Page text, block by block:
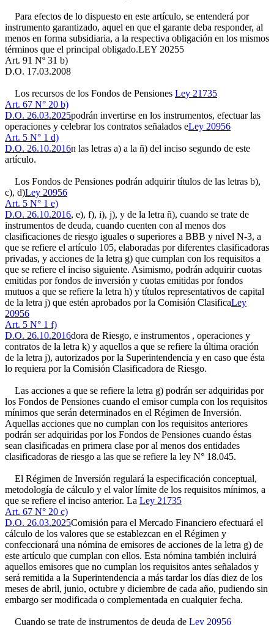
Para efectos de lo dispuesto en este artículo, se entenderá por
instrumento garantizado, aquel en que el garante deba responder, al
menos en forma subsidiaria, a la respectiva obligación en los mismos
términos que el principal obligado.LEY 20255
Art. 91 Nº 31 b)
D.O. 17.03.2008
Los recursos de los Fondos de Pensiones Ley 21735
Art. 67 N° 20 b)
D.O. 26.03.2025podrán invertirse en los instrumentos, efectuar las
operaciones y celebrar los contratos señalados eLey 20956
Art. 5 N° 1 d)
D.O. 26.10.2016n las letras a) a la ñ) del inciso segundo de este
artículo.
Los Fondos de Pensiones podrán adquirir títulos de las letras b),
c), d)Ley 20956
Art. 5 N° 1 e)
D.O. 26.10.2016, e), f), i), j), y de la letra ñ), cuando se trate de
instrumentos de deuda, cuando cuenten con al menos dos
clasificaciones de riesgo iguales o superiores a BBB y nivel N-3, a
que se refiere el artículo 105, elaboradas por diferentes clasificadoras
privadas, y acciones de la letra g) que cumplan con los requisitos a
que se refiere el inciso siguiente. Asimismo, podrán adquirir cuotas
emitidas por fondos de inversión y cuotas emitidas por fondos
mutuos a que se refiere la letra h) y títulos representativos de capital
de la letra j) que estén aprobados por la Comisión ClasificaLey
20956
Art. 5 N° 1 f)
D.O. 26.10.2016dora de Riesgo, e instrumentos , operaciones y
contratos de la letra k) y aquellos a que se refiere la última oración
de la letra j), autorizados por la Superintendencia y en caso que ésta
lo requiera por la Comisión Clasificadora de Riesgo.
Las acciones a que se refiere la letra g) podrán ser adquiridas por
los Fondos de Pensiones cuando el emisor cumpla con los requisitos
mínimos que serán determinados en el Régimen de Inversión.
Aquellas acciones que no cumplan con los requisitos anteriores
podrán ser adquiridas por los Fondos de Pensiones cuando éstas
sean clasificadas en primera clase por al menos dos entidades
clasificadoras de riesgo a las que se refiere la ley N° 18.045.
El Régimen de Inversión regulará la especificación conceptual,
metodología de cálculo y el valor límite de los requisitos mínimos, a
que se refiere el inciso anterior. La Ley 21735
Art. 67 N° 20 c)
D.O. 26.03.2025Comisión para el Mercado Financiero efectuará el
cálculo de los valores que se establezcan en el Régimen y
confeccionará una nómina de emisores de acciones de la letra g) de
este artículo que cumplan con ellos. Esta nómina también incluirá
aquellos emisores que no cumplan los requisitos antes señalados y
será remitida a la Superintendencia a más tardar los días diez de los
meses de abril, junio, octubre y diciembre de cada año, pudiendo sin
embargo ser modificada o complementada en cualquier fecha.
Cuando se trate de instrumentos de deuda de Ley 20956